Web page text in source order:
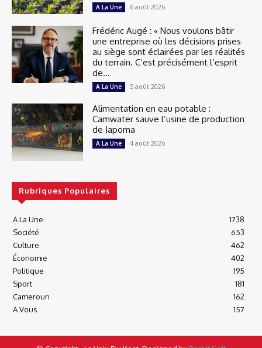
A La Une 6 août 2026
Frédéric Augé : « Nous voulons bâtir
une entreprise où les décisions prises
au siège sont éclairées par les réalités
du terrain. C’est précisément l’esprit
de...
A La Une 5 août 2026
Alimentation en eau potable :
Camwater sauve l’usine de production
de Japoma
A La Une 4 août 2026
Rubriques Populaires
A La Une
1738
Société
653
Culture
462
Économie
402
Politique
195
Sport
181
Cameroun
162
A Vous
157